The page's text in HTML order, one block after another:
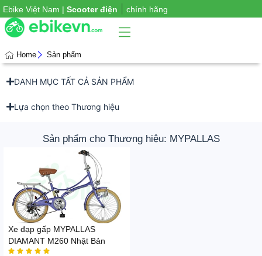
Ebike Việt Nam | Scooter điện chính hãng
Home Sản phẩm
DANH MỤC TẤT CẢ SẢN PHẨM
Lựa chọn theo Thương hiệu
Sản phẩm cho Thương hiệu: MYPALLAS
Xe đạp gấp MYPALLAS
DIAMANT M260 Nhật Bản
    